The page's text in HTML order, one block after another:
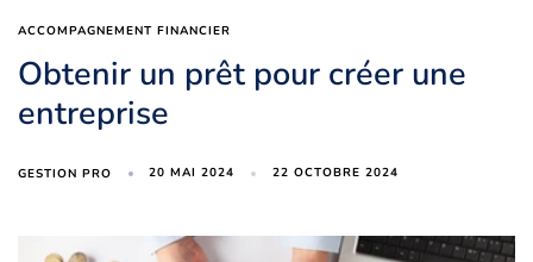
ACCOMPAGNEMENT FINANCIER
Obtenir un prêt pour créer une
entreprise
GESTION PRO 20 MAI 2024 22 OCTOBRE 2024